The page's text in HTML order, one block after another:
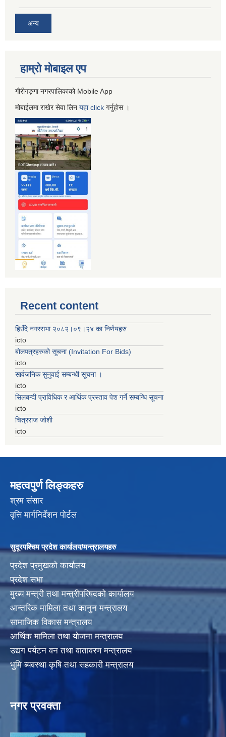
अन्य
हाम्रो माेबाइल एप
गौरीगङ्गा नगरपालिकाको Mobile App
मोबाईलमा राखेर सेवा लिन यहाclick गर्नुहाेस ।
Recent content
हिउँदे नगरसभा २०८२।०९।२४ का निर्णयहरु
icto
बोलपत्रहरुको सूचना (Invitation For Bids)
icto
सार्वजनिक सुनुवाई सम्बन्धी सूचना ।
icto
सिलबन्दी प्राविधिक र आर्थिक प्रस्ताव पेश गर्ने सम्बन्धि सूचना
icto
चित्रराज जोशी
icto
महत्वपुर्ण लिङ्कहरु
श्रम संसार
वृत्ति मार्गनिर्देशन पोर्टल
सुदूरपश्चिम प्रदेश कार्यालय/मन्त्रालयहरु
प्रदेश प्रमुखको कार्यालय
प्रदेश सभा
मुख्य मन्त्री तथा मन्त्रीपरिषदको कार्यालय
आन्तरिक मामिला तथा कानुन मन्त्रालय
सामाजिक विकास मन्त्रालय
आर्थिक मामिला तथा योजना मन्त्रालय
उद्यग पर्यटन वन तथा वातावरण मन्त्रालय
भुमि ब्यवस्था कृषि तथा सहकारी मन्त्रालय
नगर प्रवक्ता